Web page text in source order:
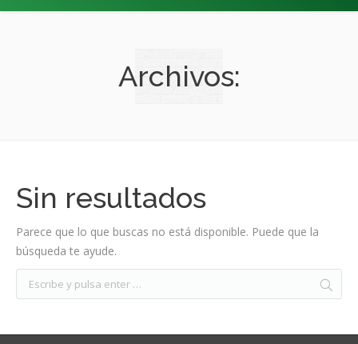
Archivos:
Sin resultados
Parece que lo que buscas no está disponible. Puede que la
búsqueda te ayude.